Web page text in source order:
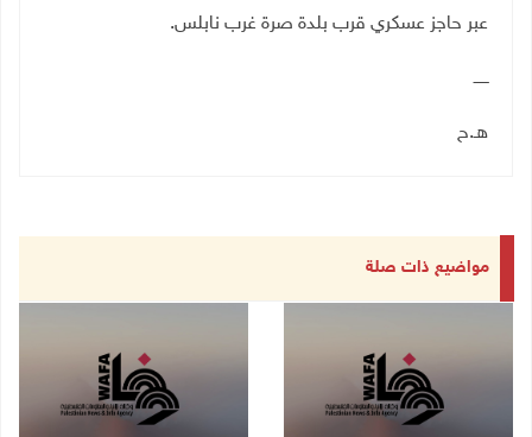
عبر حاجز عسكري قرب بلدة صرة غرب نابلس.
ــــــ
هـ.ح
مواضيع ذات صلة